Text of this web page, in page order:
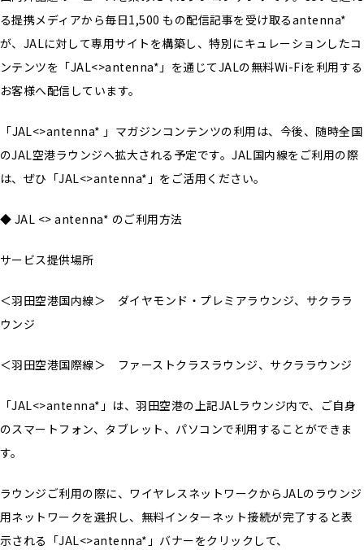
る提携メディアから毎日1,500 もの配信記事を受け取るantenna*
が、JALに対して専用サイトを構築し、特別にキュレーションしたコ
ンテンツを「JAL<>antenna*」を通じてJALの無料Wi-Fiを利用する
お客様へ配信しています。
「JAL<>antenna* 」マガジンコンテンツの利用は、今後、随時全国
のJAL空港ラウンジへ拡大される予定です。JAL国内線をご利用の際
は、ぜひ「JAL<>antenna*」をご活用ください。
◆ JAL <> antenna* のご利用方法
サービス提供場所
＜羽田空港国内線＞ ダイヤモンド・プレミアラウンジ、サクララ
ウンジ
＜羽田空港国際線＞ ファーストクラスラウンジ、サクララウンジ
「JAL<>antenna*」は、羽田空港の上記JALラウンジ内で、ご自身
のスマートフォン、タブレット、パソコンで利用することができま
す。
ラウンジご利用の際に、ワイヤレスネットワークからJALのラウンジ
用ネットワークを選択し、無料インターネット接続が完了すると表
示される「JAL<>antenna*」バナーをクリックして、